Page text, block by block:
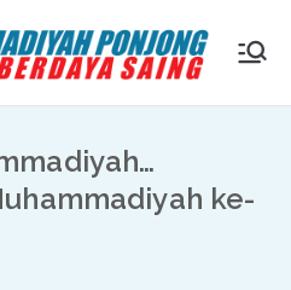
S
K
Ungg
ul
ya
ke-